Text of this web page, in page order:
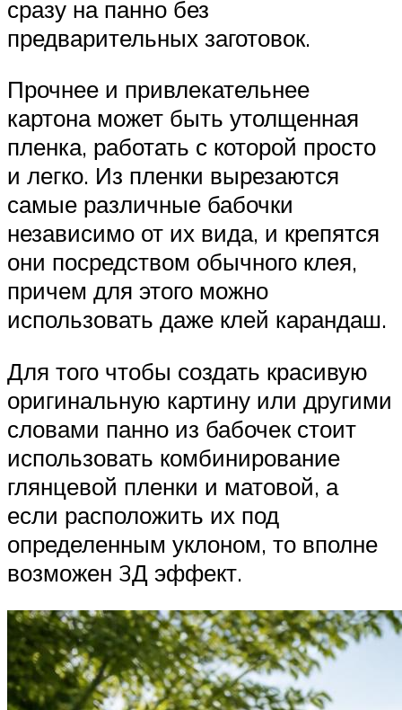
сразу на панно без
предварительных заготовок.
Прочнее и привлекательнее
картона может быть утолщенная
пленка, работать с которой просто
и легко. Из пленки вырезаются
самые различные бабочки
независимо от их вида, и крепятся
они посредством обычного клея,
причем для этого можно
использовать даже клей карандаш.
Для того чтобы создать красивую
оригинальную картину или другими
словами панно из бабочек стоит
использовать комбинирование
глянцевой пленки и матовой, а
если расположить их под
определенным уклоном, то вполне
возможен 3Д эффект.